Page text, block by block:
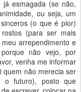
esmagada (se não,
ou seja, um
(o que é pior)
(para ser mais
arrependimento e
não vejo, por
venha me informar
quem não merecia ser
o futuro), posto que